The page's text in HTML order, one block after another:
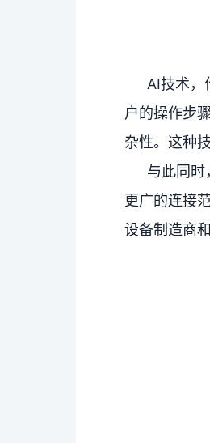
AI技术，
户的操作步
杂性。这种
与此同
更广的连接
设备制造商